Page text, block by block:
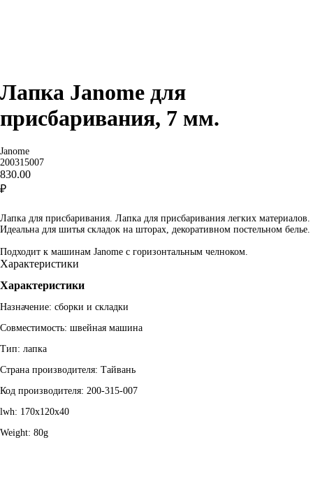
Лапка Janome для
присбаривания, 7 мм.
Janome
200315007
830.00
₽
Лапка для присбаривания. Лапка для присбаривания легких материалов.
Идеальна для шитья складок на шторах, декоративном постельном белье.
Подходит к машинам Janome с горизонтальным челноком.
Характеристики
Характеристики
Назначение: сборки и складки
Совместимость: швейная машина
Тип: лапка
Страна производителя: Тайвань
Код производителя: 200-315-007
lwh: 170x120x40
Weight: 80g